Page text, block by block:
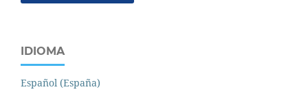
IDIOMA
Español (España)